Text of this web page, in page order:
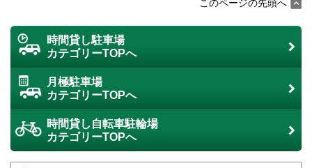
このページの先頭へ
時間貸し駐車場
カテゴリーTOPへ
月極駐車場
カテゴリーTOPへ
時間貸し自転車駐輪場
カテゴリーTOPへ